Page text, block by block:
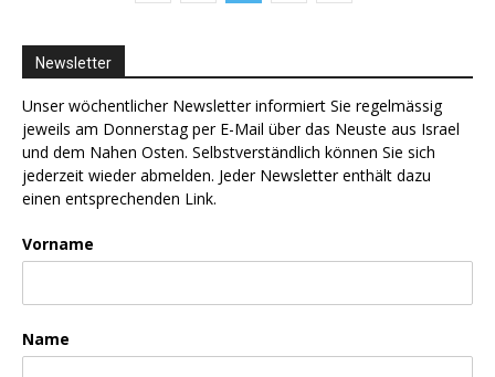
Newsletter
Unser wöchentlicher Newsletter informiert Sie regelmässig
jeweils am Donnerstag per E-Mail über das Neuste aus Israel
und dem Nahen Osten. Selbstverständlich können Sie sich
jederzeit wieder abmelden. Jeder Newsletter enthält dazu
einen entsprechenden Link.
Vorname
Name